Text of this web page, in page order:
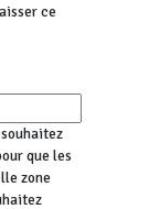
ce
que les
zone